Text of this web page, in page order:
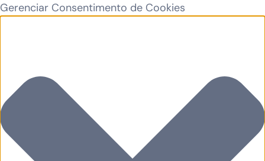
Gerenciar Consentimento de Cookies